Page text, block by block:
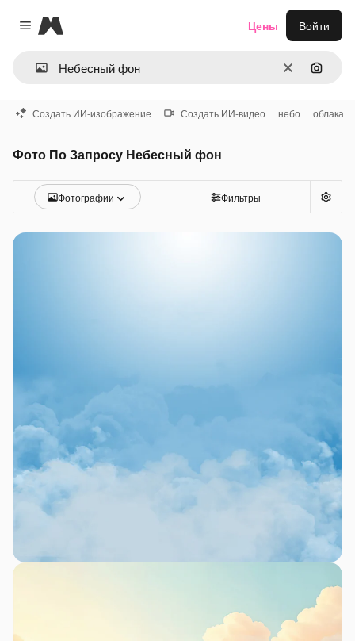
Close menu
Magnific
ОчиститьПоиск
Цены Войти
Создать ИИ-изображение Создать ИИ-видео небо облака
Фото По Запросу Небесный фон
Фотографии Фильтры